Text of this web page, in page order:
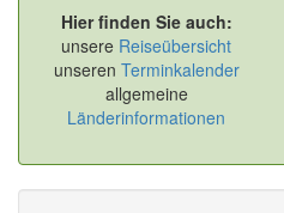
Hier finden Sie auch:
unsere Reiseübersicht
unseren Terminkalender
allgemeine
Länderinformationen